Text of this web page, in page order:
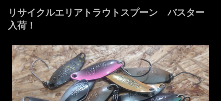
リサイクルエリアトラウトスプーン バスター
入荷！